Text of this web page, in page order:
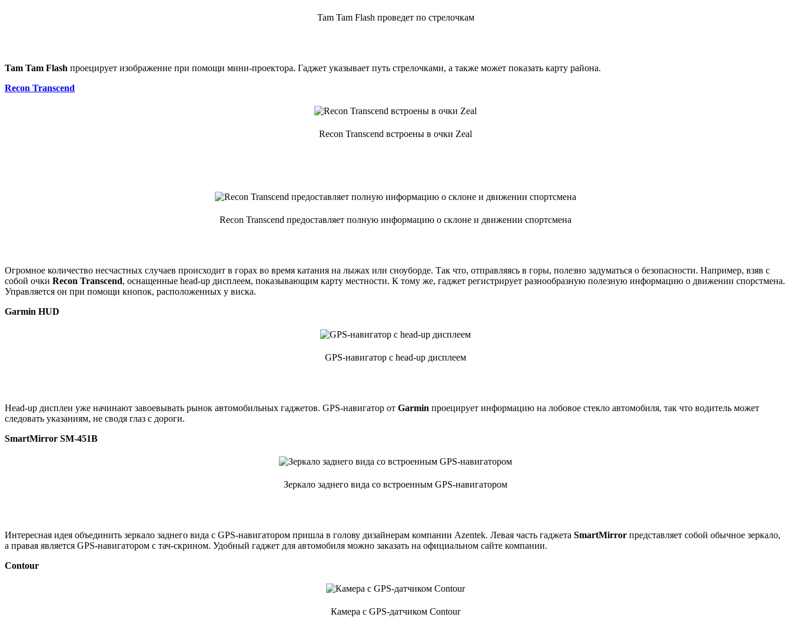
Tam Tam Flash проведет по стрелочкам
Tam Tam Flash проецирует изображение при помощи мини-проектора. Гаджет указывает путь стрелочками, а также может показать карту района.
Recon Transcend
Recon Transcend встроены в очки Zeal
Recon Transcend предоставляет полную информацию о склоне и движении спортсмена
Огромное количество несчастных случаев происходит в горах во время катания на лыжах или сноуборде. Так что, отправляясь в горы, полезно задуматься о безопасности. Например, взяв с
собой очки Recon Transcend, оснащенные head-up дисплеем, показывающим карту местности. К тому же, гаджет регистрирует разнообразную полезную информацию о движении спорстмена.
Управляется он при помощи кнопок, расположенных у виска.
Garmin HUD
GPS-навигатор с head-up дисплеем
Head-up дисплеи уже начинают завоевывать рынок автомобильных гаджетов. GPS-навигатор от Garmin проецирует информацию на лобовое стекло автомобиля, так что водитель может
следовать указаниям, не сводя глаз с дороги.
SmartMirror SM-451B
Зеркало заднего вида со встроенным GPS-навигатором
Интересная идея объединить зеркало заднего вида с GPS-навигатором пришла в голову дизайнерам компании Azentek. Левая часть гаджета SmartMirror представляет собой обычное зеркало,
а правая является GPS-навигатором с тач-скрином. Удобный гаджет для автомобиля можно заказать на официальном сайте компании.
Contour
Камера с GPS-датчиком Contour